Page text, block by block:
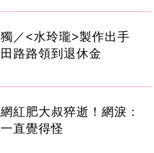
獨／<水玲瓏>製作出手
田路路領到退休金
網紅肥大叔猝逝！網淚：
一直覺得怪